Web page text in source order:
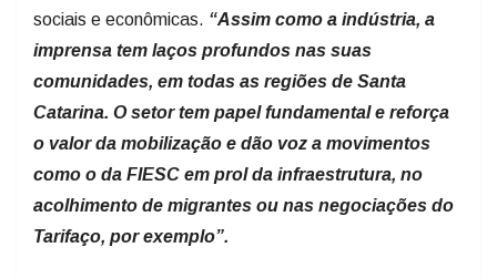
sociais e econômicas. “Assim como a indústria, a
imprensa tem laços profundos nas suas
comunidades, em todas as regiões de Santa
Catarina. Osetor tem papel fundamental e reforça
o valor da mobilização e dão voz a movimentos
como o da FIESC em prol da infraestrutura, no
acolhimento de migrantes ou nas negociações do
Tarifaço, por exemplo”.